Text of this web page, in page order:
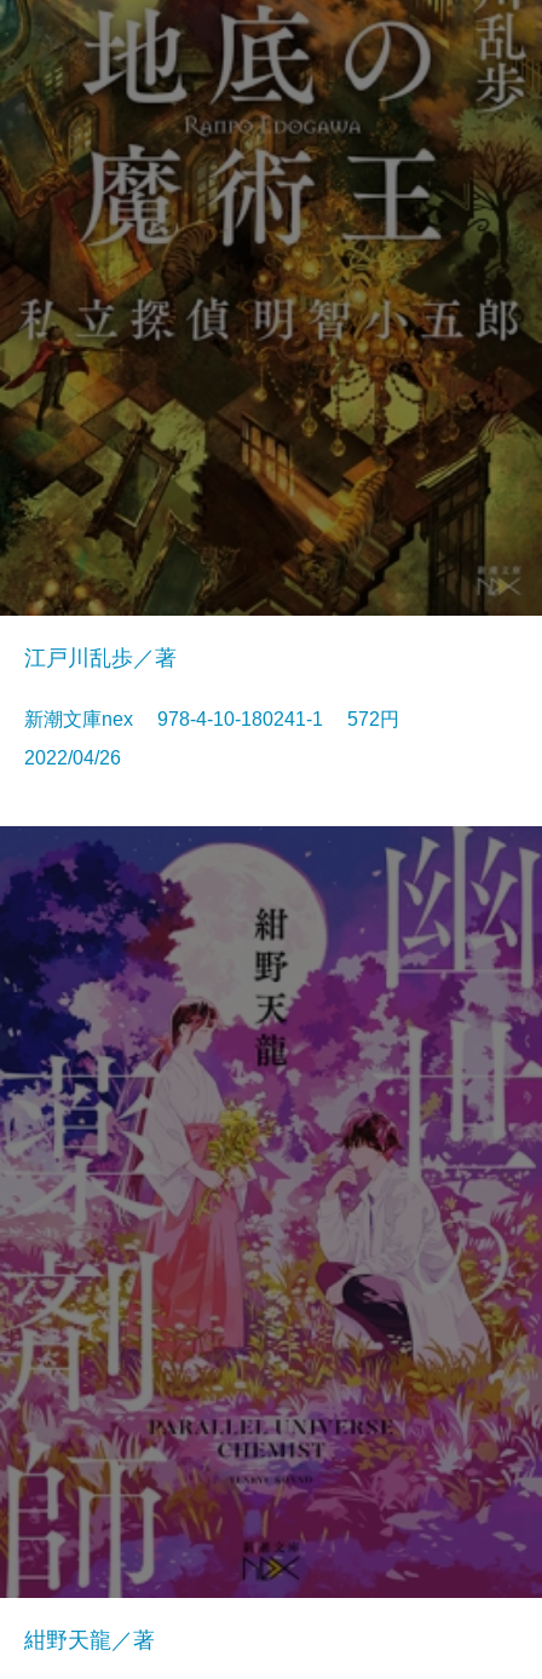
江戸川乱歩／著
新潮文庫nex 978-4-10-180241-1 572円
2022/04/26
紺野天龍／著